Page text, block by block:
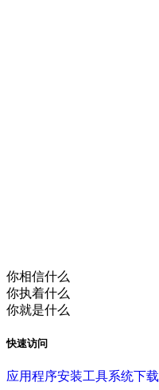
你相信什么
你执着什么
你就是什么
快速访问
应用程序安装工具系统下载